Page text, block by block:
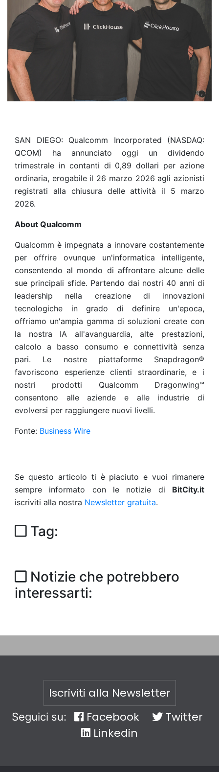
SAN DIEGO: Qualcomm Incorporated (NASDAQ:
QCOM) ha annunciato oggi un dividendo
trimestrale in contanti di 0,89 dollari per azione
ordinaria, erogabile il 26 marzo 2026 agli azionisti
registrati alla chiusura delle attività il 5 marzo
2026.
About Qualcomm
Qualcomm è impegnata a innovare costantemente
per offrire ovunque un'informatica intelligente,
consentendo al mondo di affrontare alcune delle
sue principali sfide. Partendo dai nostri 40 anni di
leadership nella creazione di innovazioni
tecnologiche in grado di definire un'epoca,
offriamo un'ampia gamma di soluzioni create con
la nostra IA all'avanguardia, alte prestazioni,
calcolo a basso consumo e connettività senza
pari. Le nostre piattaforme Snapdragon®
favoriscono esperienze clienti straordinarie, e i
nostri prodotti Qualcomm Dragonwing™
consentono alle aziende e alle industrie di
evolversi per raggiungere nuovi livelli.
Fonte: Business Wire
Se questo articolo ti è piaciuto e vuoi rimanere
sempre informato con le notizie di BitCity.it
iscriviti alla nostra Newsletter gratuita.
Tag:
Notizie che potrebbero
interessarti:
Iscriviti alla Newsletter
Seguici su: Facebook
Twitter
Linkedin